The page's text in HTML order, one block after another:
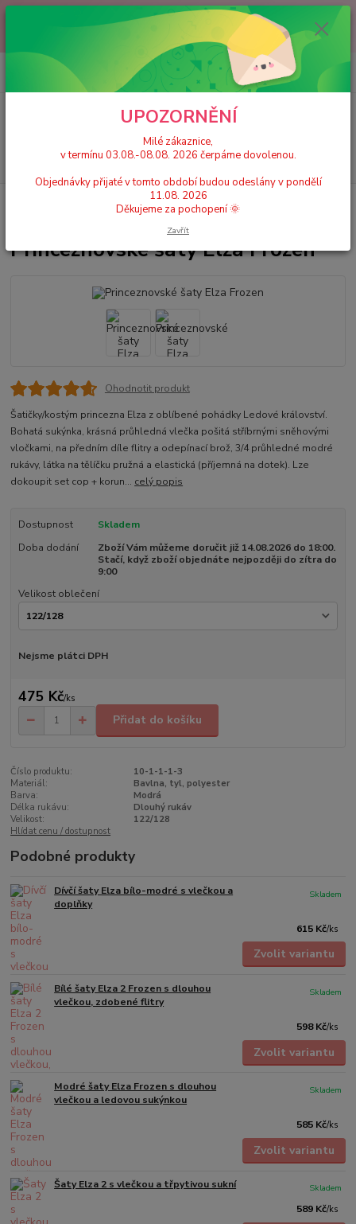
Milé zákaznice, v termínu 03.08.-08.08. 2026 čerpáme dovolenou.
Objednávky přijaté v tomto období budou odeslány v pondělí 11.08.
2026 Děkujeme za pochopení 🌞
CZK
Hledat
+420 777 224 390
(Po-Pá, 9-17 hod.)
0 Kč
Dětské karnevalové kostýmy / Princeznovské šaty, doplňky
Princeznovské šaty Elza Frozen
Princeznovské šaty Elza Frozen
Ohodnotit produkt
Šatičky/kostým princezna Elza z oblíbené pohádky Ledové království.
Bohatá sukýnka, krásná průhledná vlečka pošitá stříbrnými sněhovými
vločkami, na předním díle flitry a odepínací brož, 3/4 průhledné modré
rukávy, látka na tělíčku pružná a elastická (příjemná na dotek). Lze
dokoupit set cop + korun... celý popis
Dostupnost
Skladem
Doba dodání
Zboží Vám můžeme doručit již 14.08.2026 do 18:00.
Stačí, když zboží objednáte nejpozději do zítra do
9:00
Velikost oblečení
Nejsme plátci DPH
475 Kč/ks
Přidat do košíku
Číslo produktu:
10-1-1-1-3
Materiál:
Bavlna, tyl, polyester
Barva:
Modrá
Délka rukávu:
Dlouhý rukáv
Velikost:
122/128
Hlídat cenu / dostupnost
Podobné produkty
Dívčí šaty Elza bílo-modré s vlečkou a
doplňky
615 Kč/ks
Skladem
Zvolit variantu
Bílé šaty Elza 2 Frozen s dlouhou
vlečkou, zdobené flitry
598 Kč/ks
Skladem
Zvolit variantu
Modré šaty Elza Frozen s dlouhou
vlečkou a ledovou sukýnkou
585 Kč/ks
Skladem
Zvolit variantu
Šaty Elza 2 s vlečkou a třpytivou sukní
589 Kč/ks
Skladem
UPOZORNĚNÍ
Milé zákaznice,
v termínu 03.08.-08.08. 2026 čerpáme dovolenou.
Objednávky přijaté v tomto období budou odeslány v pondělí
11.08. 2026
Děkujeme za pochopení 🌞
Zavřít